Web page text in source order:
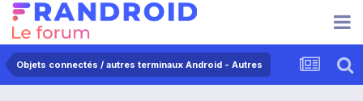
Objets connectés / autres terminaux Android - Autres